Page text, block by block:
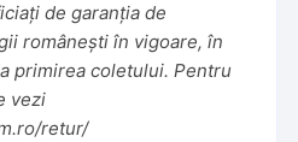
de garanția de
românești în vigoare, în
primirea coletului. Pentru
vezi
retur/